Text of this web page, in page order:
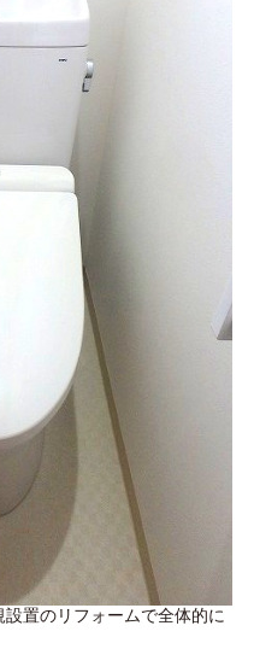
置のリフォームで全体的に